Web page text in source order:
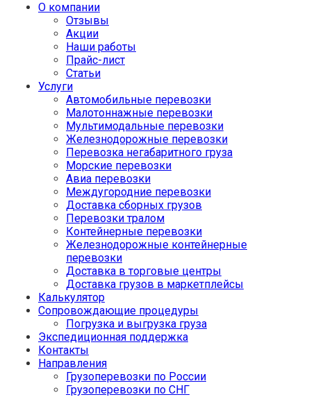
О компании
Отзывы
Акции
Наши работы
Прайс-лист
Статьи
Услуги
Автомобильные перевозки
Малотоннажные перевозки
Мультимодальные перевозки
Железнодорожные перевозки
Перевозка негабаритного груза
Морские перевозки
Авиа перевозки
Междугородние перевозки
Доставка сборных грузов
Перевозки тралом
Контейнерные перевозки
Железнодорожные контейнерные
перевозки
Доставка в торговые центры
Доставка грузов в маркетплейсы
Калькулятор
Сопровождающие процедуры
Погрузка и выгрузка груза
Экспедиционная поддержка
Контакты
Направления
Грузоперевозки по России
Грузоперевозки по СНГ